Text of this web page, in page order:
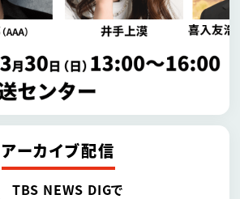
アーカイブ配信
TBS NEWS DIGで